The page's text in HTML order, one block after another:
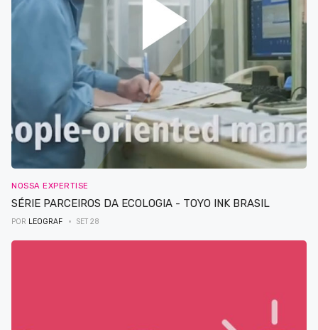
NOSSA EXPERTISE
SÉRIE PARCEIROS DA ECOLOGIA - TOYO INK BRASIL
POR LEOGRAF SET 28